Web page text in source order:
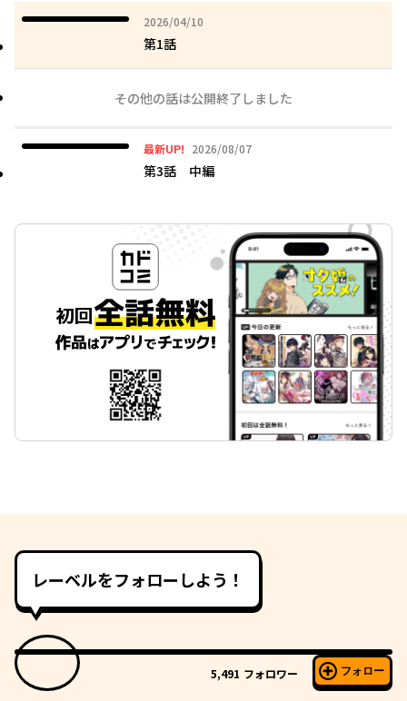
2026/04/10
2026年04月10日
第1話
その他の話は公開終了しました
最新UP! 2026/08/07
2026年08月07日
第3話 中編
レーベルをフォローしよう！
5,491 フォロワー フォロー